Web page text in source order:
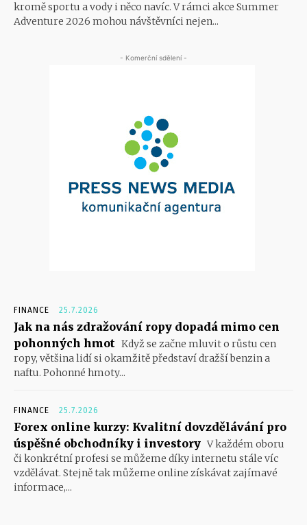
kromě sportu a vody i něco navíc. V rámci akce Summer
Adventure 2026 mohou návštěvníci nejen...
- Komerční sdělení -
FINANCE 25.7.2026
Jak na nás zdražování ropy dopadá mimo cen
pohonných hmot Když se začne mluvit o růstu cen
ropy, většina lidí si okamžitě představí dražší benzin a
naftu. Pohonné hmoty...
FINANCE 25.7.2026
Forex online kurzy: Kvalitní dovzdělávání pro
úspěšné obchodníky i investory V každém oboru
či konkrétní profesi se můžeme díky internetu stále víc
vzdělávat. Stejně tak můžeme online získávat zajímavé
informace,...